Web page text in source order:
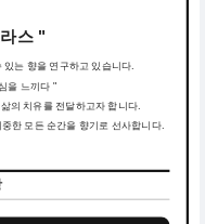
스 "
는 향을 연구하고 있습니다.
을 느끼다 "
의 치유를 전달하고자 합니다.
한 모든 순간을 향기로 선사합니다.